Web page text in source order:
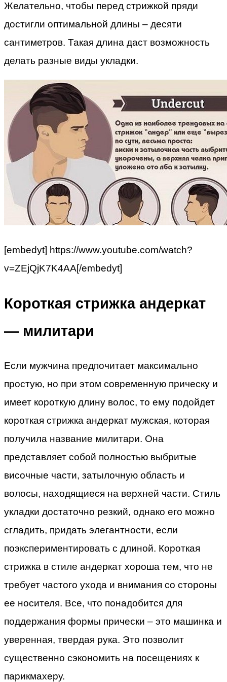
Желательно, чтобы перед стрижкой пряди
достигли оптимальной длины – десяти
сантиметров. Такая длина даст возможность
делать разные виды укладки.
[embedyt] https://www.youtube.com/watch?
v=ZEjQjK7K4AA[/embedyt]
Короткая стрижка андеркат
— милитари
Если мужчина предпочитает максимально
простую, но при этом современную прическу и
имеет короткую длину волос, то ему подойдет
короткая стрижка андеркат мужская, которая
получила название милитари. Она
представляет собой полностью выбритые
височные части, затылочную область и
волосы, находящиеся на верхней части. Стиль
укладки достаточно резкий, однако его можно
сгладить, придать элегантности, если
поэкспериментировать с длиной. Короткая
стрижка в стиле андеркат хороша тем, что не
требует частого ухода и внимания со стороны
ее носителя. Все, что понадобится для
поддержания формы прически – это машинка и
уверенная, твердая рука. Это позволит
существенно сэкономить на посещениях к
парикмахеру.